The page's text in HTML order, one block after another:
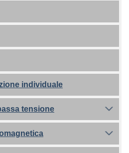
individuale
tensione